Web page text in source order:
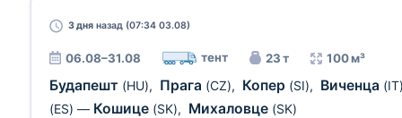
3 дня назад (07:34 03.08)
06.08–31.08 тент 23 т 100 м³
Будапешт (HU), Прага (CZ), Копер (SI), Виченца
(ES) — Кошице (SK), Михаловце (SK)